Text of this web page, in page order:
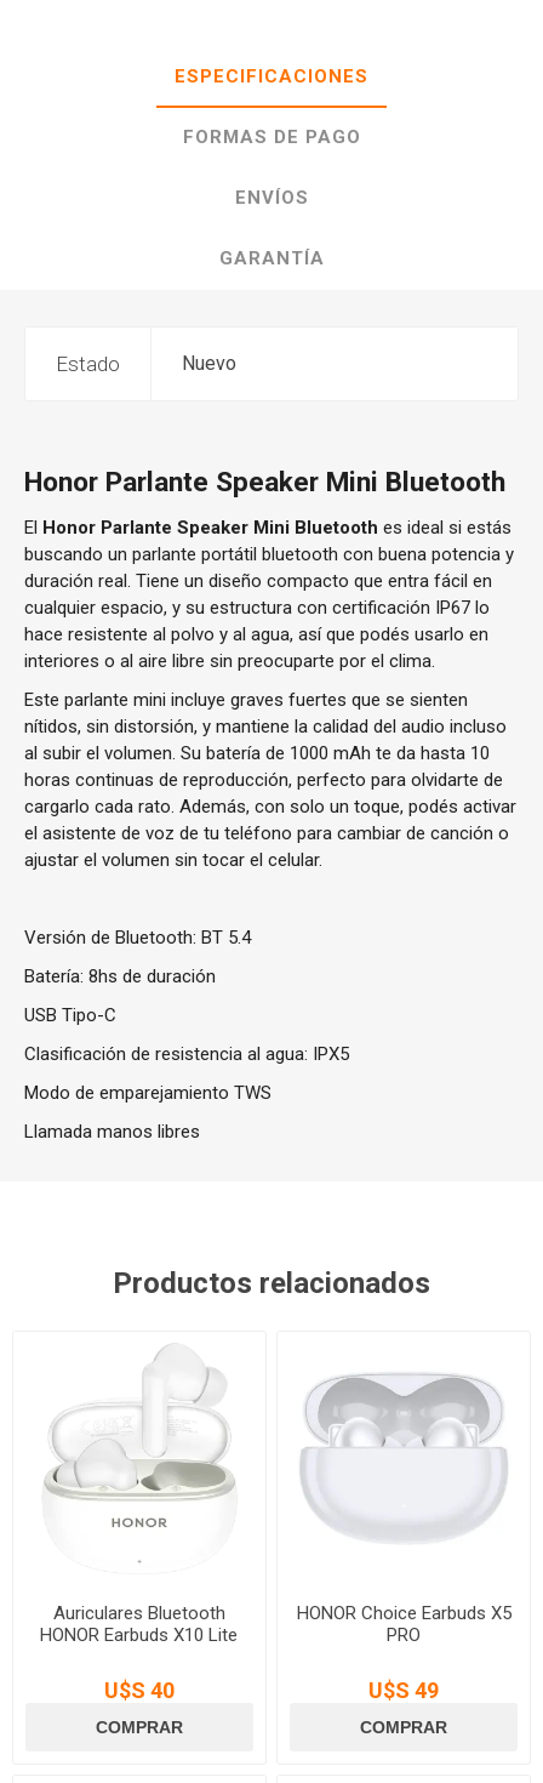
ESPECIFICACIONES
FORMAS DE PAGO
ENVÍOS
GARANTÍA
Estado Nuevo
Honor Parlante Speaker Mini Bluetooth
El Honor Parlante Speaker Mini Bluetooth es ideal si estás
buscando un parlante portátil bluetooth con buena potencia y
duración real. Tiene un diseño compacto que entra fácil en
cualquier espacio, y su estructura con certificación IP67 lo
hace resistente al polvo y al agua, así que podés usarlo en
interiores o al aire libre sin preocuparte por el clima.
Este parlante mini incluye graves fuertes que se sienten
nítidos, sin distorsión, y mantiene la calidad del audio incluso
al subir el volumen. Su batería de 1000 mAh te da hasta 10
horas continuas de reproducción, perfecto para olvidarte de
cargarlo cada rato. Además, con solo un toque, podés activar
el asistente de voz de tu teléfono para cambiar de canción o
ajustar el volumen sin tocar el celular.
Versión de Bluetooth: BT 5.4
Batería: 8hs de duración
USB Tipo-C
Clasificación de resistencia al agua: IPX5
Modo de emparejamiento TWS
Llamada manos libres
Productos relacionados
Auriculares Bluetooth
HONOR Earbuds X10 Lite
U$S 40
HONOR Choice Earbuds X5
PRO
U$S 49